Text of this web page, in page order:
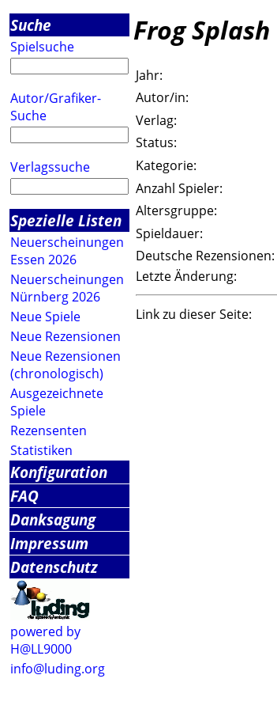
Suche
Spielsuche
Autor/Grafiker-
Suche
Verlagssuche
Spezielle Listen
Neuerscheinungen
Essen 2026
Neuerscheinungen
Nürnberg 2026
Neue Spiele
Neue Rezensionen
Neue Rezensionen
(chronologisch)
Ausgezeichnete
Spiele
Rezensenten
Statistiken
Konfiguration
FAQ
Danksagung
Impressum
Datenschutz
powered by
H@LL9000
info@luding.org
Frog Splash
Jahr:
Autor/in:
Verlag:
Status:
Kategorie:
Anzahl Spieler:
Altersgruppe:
Spieldauer:
Deutsche Rezensionen:
Letzte Änderung:
Link zu dieser Seite: